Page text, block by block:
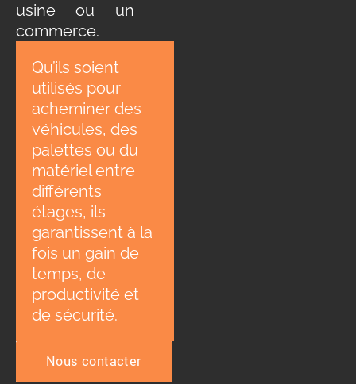
usine ou un
commerce.
Qu’ils soient
utilisés pour
acheminer des
véhicules, des
palettes ou du
matériel entre
différents
étages, ils
garantissent à la
fois un gain de
temps, de
productivité et
de sécurité.
Nous contacter